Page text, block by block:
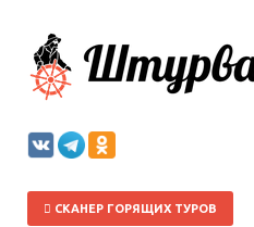
СКАНЕР ГОРЯЩИХ ТУРОВ